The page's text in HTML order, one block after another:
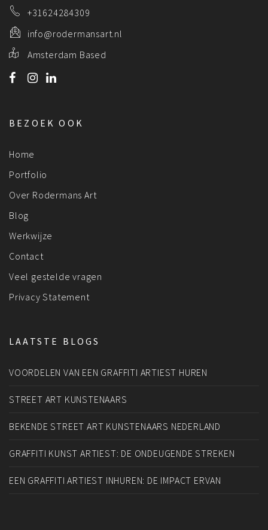
+31624284309
info@rodermansart.nl
Amsterdam Based
BEZOEK OOK
Home
Portfolio
Over Rodermans Art
Blog
Werkwijze
Contact
Veel gestelde vragen
Privacy Statement
LAATSTE BLOGS
VOORDELEN VAN EEN GRAFFITI ARTIEST HUREN
STREET ART KUNSTENAARS
BEKENDE STREET ART KUNSTENAARS NEDERLAND
GRAFFITI KUNST ARTIEST: DE ONDEUGENDE STREKEN
EEN GRAFFITI ARTIEST INHUREN: DE IMPACT ERVAN